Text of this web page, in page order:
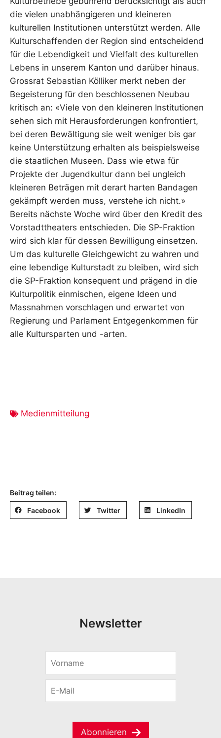
die vielen unabhängigeren und kleineren
kulturellen Institutionen unterstützt werden. Alle
Kulturschaffenden der Region sind entscheidend
für die Lebendigkeit und Vielfalt des kulturellen
Lebens in unserem Kanton und darüber hinaus.
Grossrat Sebastian Kölliker merkt neben der
Begeisterung für den beschlossenen Neubau
kritisch an: «Viele von den kleineren Institutionen
sehen sich mit Herausforderungen konfrontiert,
bei deren Bewältigung sie weit weniger bis gar
keine Unterstützung erhalten als beispielsweise
die staatlichen Museen. Dass wie etwa für
Projekte der Jugendkultur dann bei ungleich
kleineren Beträgen mit derart harten Bandagen
gekämpft werden muss, verstehe ich nicht.»
Bereits nächste Woche wird über den Kredit des
Vorstadttheaters entschieden. Die SP-Fraktion
wird sich klar für dessen Bewilligung einsetzen.
Um das kulturelle Gleichgewicht zu wahren und
eine lebendige Kulturstadt zu bleiben, wird sich
die SP-Fraktion konsequent und prägend in die
Kulturpolitik einmischen, eigene Ideen und
Massnahmen vorschlagen und erwartet von
Regierung und Parlament Entgegenkommen für
alle Kultursparten und -arten.
Medienmitteilung
Beitrag teilen:
Facebook Twitter LinkedIn
Newsletter
r
M
i
*
*
M
Abonnieren